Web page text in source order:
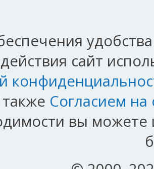
сайт
Согласием
вы можете